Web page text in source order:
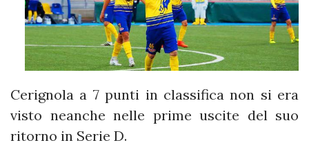
Cerignola a 7 punti in classifica non si era
visto neanche nelle prime uscite del suo
ritorno in Serie D.